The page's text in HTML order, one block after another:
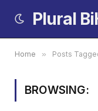
Plural
Home » Posts
BROWSING: